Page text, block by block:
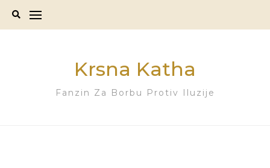
Krsna Katha
Fanzin Za Borbu Protiv Iluzije